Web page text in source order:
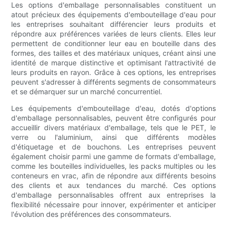
Les options d'emballage personnalisables constituent un
atout précieux des équipements d'embouteillage d'eau pour
les entreprises souhaitant différencier leurs produits et
répondre aux préférences variées de leurs clients. Elles leur
permettent de conditionner leur eau en bouteille dans des
formes, des tailles et des matériaux uniques, créant ainsi une
identité de marque distinctive et optimisant l'attractivité de
leurs produits en rayon. Grâce à ces options, les entreprises
peuvent s'adresser à différents segments de consommateurs
et se démarquer sur un marché concurrentiel.
Les équipements d'embouteillage d'eau, dotés d'options
d'emballage personnalisables, peuvent être configurés pour
accueillir divers matériaux d'emballage, tels que le PET, le
verre ou l'aluminium, ainsi que différents modèles
d'étiquetage et de bouchons. Les entreprises peuvent
également choisir parmi une gamme de formats d'emballage,
comme les bouteilles individuelles, les packs multiples ou les
conteneurs en vrac, afin de répondre aux différents besoins
des clients et aux tendances du marché. Ces options
d'emballage personnalisables offrent aux entreprises la
flexibilité nécessaire pour innover, expérimenter et anticiper
l'évolution des préférences des consommateurs.